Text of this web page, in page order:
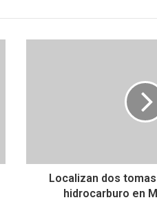
Localizan dos
hidrocarburo en